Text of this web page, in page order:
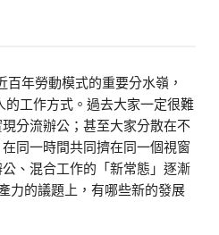
年勞動模式的重要分水嶺，
工作方式。過去大家一定很難
分流辦公；甚至大家分散在不
同一時間共同擠在同一個視窗
、混合工作的「新常態」逐漸
力的議題上，有哪些新的發展